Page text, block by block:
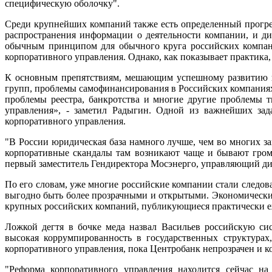
специфическую оболочку".
Среди крупнейших компаний также есть определенный
распространения информации о деятельности компании, и
обычным принципом для обычного круга российских
корпоративного управления. Однако, как показывает
К основным препятствиям, мешающим успешному развитию
групп, проблемы самофинансирования в Российских
проблемы реестра, банкротства и многие другие проблемы
управления», - заметил Радыгин. Одной из важнейших
корпоративного управления.
"В России юридическая база намного лучше, чем во многих
корпоративные скандалы там возникают чаще и бывают
первый заместитель Гендиректора Мосэнерго, управляющий
По его словам, уже многие российские компании стали
выгодно быть более прозрачными и открытыми.
крупных российских компаний, публикующиеся практически
Ложкой дегтя в бочке меда назвал Васильев российскую
высокая коррумпированность в государственных
корпоративного управления, пока Центробанк непрозрачен и
"Реформа корпоративного управления находится сейчас